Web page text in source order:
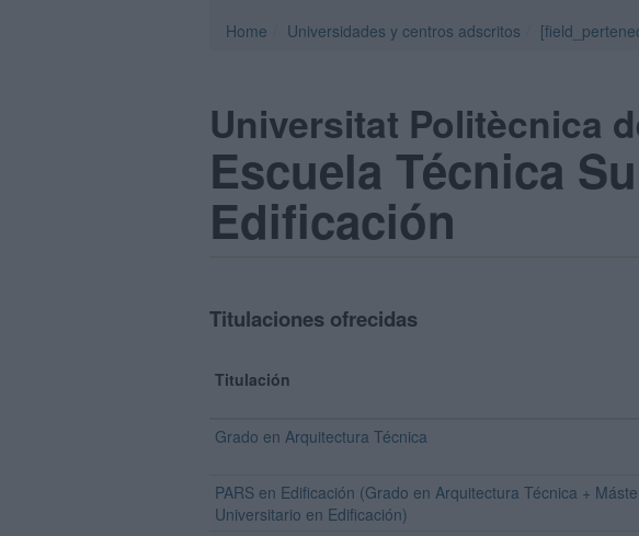
Home Universidades y centros adscritos
Universitat Politècnica
Escuela Técnica
Edificación
Titulaciones ofrecidas
Titulación
Grado en Arquitectura Técnica
PARS en Edificación (Grado en Arquitectura Técnica +
Universitario en Edificación)